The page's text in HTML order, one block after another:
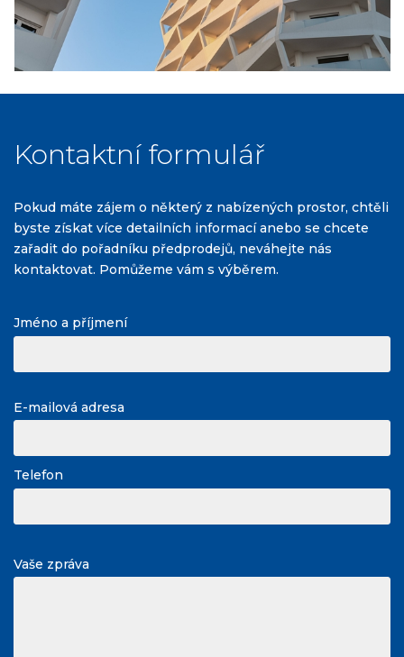
Kontaktní formulář
Pokud máte zájem o některý z nabízených prostor, chtěli
byste získat více detailních informací anebo se chcete
zařadit do pořadníku předprodejů, neváhejte nás
kontaktovat. Pomůžeme vám s výběrem.
Jméno a příjmení
E-mailová adresa
Telefon
Vaše zpráva